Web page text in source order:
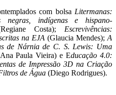
com bolsa Litermanas:
negras, indígenas e hispano-
Costa);Escrevivências:
na EJA (Glaucia Mendes);A
de Nárnia de C. S. Lewis: Uma
Paula Vieira) e Educação 4.0:
de Impressão 3D na Criação
de Água (Diego Rodrigues).